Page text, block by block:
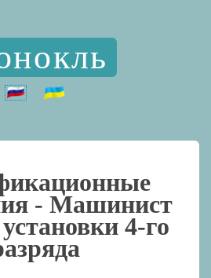
- Машинист
4-го